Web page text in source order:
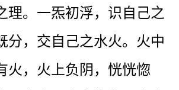
理。一炁初浮，识自己之
分，交自己之水火。火中
火，火上负阴，恍恍惚